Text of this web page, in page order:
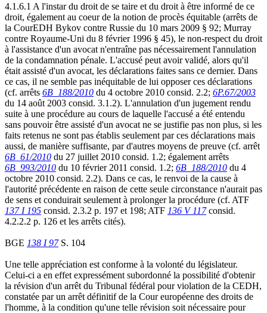
4.1.6.1 A l'instar du droit de se taire et du droit à être informé de ce
droit, également au coeur de la notion de procès équitable (arrêts de
la CourEDH Bykov contre Russie du 10 mars 2009 § 92; Murray
contre Royaume-Uni du 8 février 1996 § 45), le non-respect du droit
à l'assistance d'un avocat n'entraîne pas nécessairement l'annulation
de la condamnation pénale. L'accusé peut avoir validé, alors qu'il
était assisté d'un avocat, les déclarations faites sans ce dernier. Dans
ce cas, il ne semble pas inéquitable de lui opposer ces déclarations
(cf. arrêts 6B_188/2010 du 4 octobre 2010 consid. 2.2; 6P.67/2003
du 14 août 2003 consid. 3.1.2). L'annulation d'un jugement rendu
suite à une procédure au cours de laquelle l'accusé a été entendu
sans pouvoir être assisté d'un avocat ne se justifie pas non plus, si les
faits retenus ne sont pas établis seulement par ces déclarations mais
aussi, de manière suffisante, par d'autres moyens de preuve (cf. arrêt
6B_61/2010 du 27 juillet 2010 consid. 1.2; également arrêts
6B_993/2010 du 10 février 2011 consid. 1.2; 6B_188/2010 du 4
octobre 2010 consid. 2.2). Dans ce cas, le renvoi de la cause à
l'autorité précédente en raison de cette seule circonstance n'aurait pas
de sens et conduirait seulement à prolonger la procédure (cf. ATF
137 I 195 consid. 2.3.2 p. 197 et 198; ATF 136 V 117consid.
4.2.2.2 p. 126 et les arrêts cités).
BGE 138 I 97S. 104
Une telle appréciation est conforme à la volonté du législateur.
Celui-ci a en effet expressément subordonné la possibilité d'obtenir
la révision d'un arrêt du Tribunal fédéral pour violation de la CEDH,
constatée par un arrêt définitif de la Cour européenne des droits de
l'homme, à la condition qu'une telle révision soit nécessaire pour